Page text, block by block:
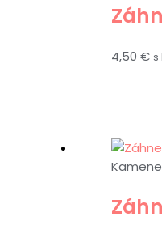
4,50 € s
Kamene